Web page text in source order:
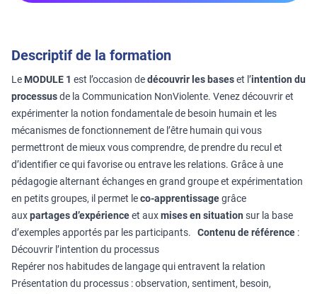
Descriptif de la formation
Le MODULE 1 est l’occasion dedécouvrir les baseset l’intention du
processusde la Communication NonViolente. Venez découvrir et
expérimenter la notion fondamentale de besoin humain et les
mécanismes de fonctionnement de l’être humain qui vous
permettront de mieux vous comprendre, de prendre du recul et
d’identifier ce qui favorise ou entrave les relations. Grâce à une
pédagogie alternant échanges en grand groupe et expérimentation
en petits groupes, il permet leco-apprentissagegrâce
auxpartages d’expérienceet auxmises en situation sur la base
d’exemples apportés par les participants. Contenu de référence :
Découvrir l’intention du processus
Repérer nos habitudes de langage qui entravent la relation
Présentation du processus : observation, sentiment, besoin,